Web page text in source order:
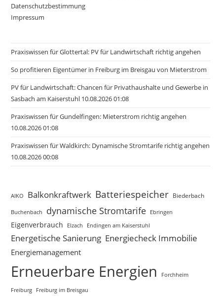
Datenschutzbestimmung
Impressum
Praxiswissen für Glottertal: PV für Landwirtschaft richtig angehen
So profitieren Eigentümer in Freiburg im Breisgau von Mieterstrom
PV für Landwirtschaft: Chancen für Privathaushalte und Gewerbe in
Sasbach am Kaiserstuhl 10.08.2026 01:08
Praxiswissen für Gundelfingen: Mieterstrom richtig angehen
10.08.2026 01:08
Praxiswissen für Waldkirch: Dynamische Stromtarife richtig angehen
10.08.2026 00:08
AIKO Balkonkraftwerk Batteriespeicher Biederbach
Buchenbach dynamische Stromtarife Ebringen
Eigenverbrauch Elzach Endingen am Kaiserstuhl
Energetische Sanierung Energiecheck Immobilie
Energiemanagement
Erneuerbare Energien Forchheim
Freiburg Freiburg im Breisgau